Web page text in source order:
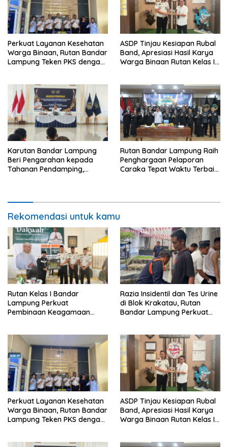
Perkuat Layanan Kesehatan
Warga Binaan, Rutan Bandar
Lampung Teken PKS dengan
ASDP Tinjau Kesiapan Rubal
Band, Apresiasi Hasil Karya
Warga Binaan Rutan Kelas I
Karutan Bandar Lampung
Beri Pengarahan kepada
Tahanan Pendamping,
Rutan Bandar Lampung Raih
Penghargaan Pelaporan
Caraka Tepat Waktu Terbaik
Rekomendasi untuk kamu
Rutan Kelas I Bandar
Lampung Perkuat
Pembinaan Keagamaan
Habsyi
Razia Insidentil dan Tes Urine
di Blok Krakatau, Rutan
Bandar Lampung Perkuat
HALINAR
Perkuat Layanan Kesehatan
Warga Binaan, Rutan Bandar
Lampung Teken PKS dengan
ASDP Tinjau Kesiapan Rubal
Band, Apresiasi Hasil Karya
Warga Binaan Rutan Kelas I